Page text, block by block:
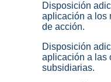
Disposición
aplicación a los
de acción.
Disposición
aplicación a las
subsidiarias.